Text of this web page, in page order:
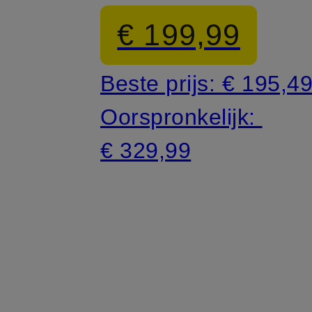
€ 199,99
Beste prijs: €
Oorspronkelijk:
€ 329,99